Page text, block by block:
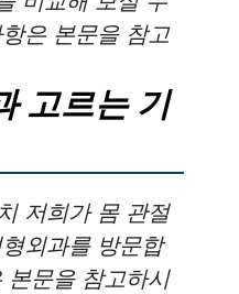
은 본문을 참고
고르는 기
저희가 몸 관절
외과를 방문합
본문을 참고하시